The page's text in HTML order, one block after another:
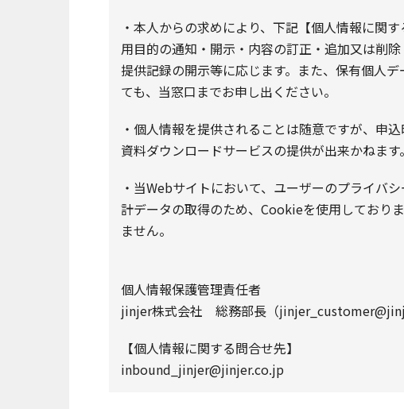
・本人からの求めにより、下記【個人情報に関
用目的の通知・開示・内容の訂正・追加又は削
提供記録の開示等に応じます。また、保有個人
ても、当窓口までお申し出ください。
・個人情報を提供されることは随意ですが、申
資料ダウンロードサービスの提供が出来かねます。
・当Webサイトにおいて、ユーザーのプライバ
計データの取得のため、Cookieを使用しており
ません。
個人情報保護管理責任者
jinjer株式会社 総務部長（
【個人情報に関する問合せ先】
inbound_jinjer@jinjer.co.jp